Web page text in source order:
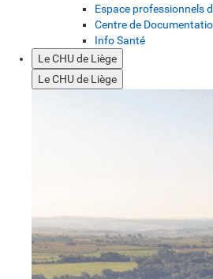
Espace professionnels
Centre de
Info Santé
Le CHU de Liège
Le CHU de Liège